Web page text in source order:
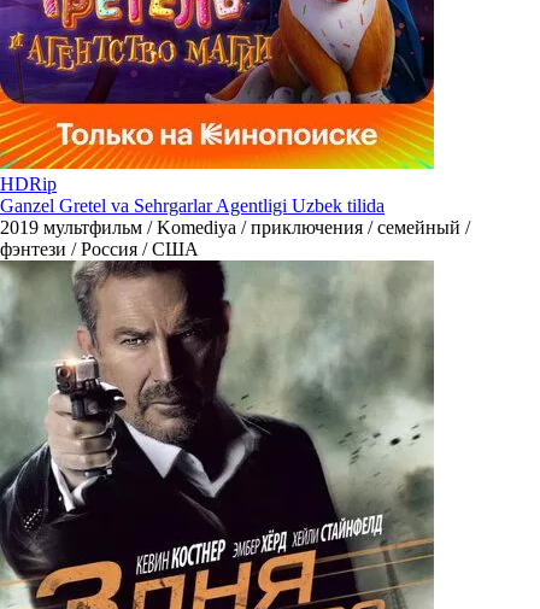
HDRip
Ganzel Gretel va Sehrgarlar Agentligi Uzbek tilida
2019 мультфильм / Komediya / приключения / семейный /
фэнтези / Россия / США